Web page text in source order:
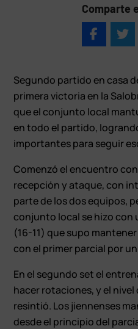
Comparte
Segundo partido en casa
primera victoria en la
que el conjunto local
en todo el partido,
importantes para seguir
Comenzó el encuentro
recepción y ataque, con
parte de los dos equipos,
conjunto local se hizo con
(16-11) que supo
con el primer parcial por
En el segundo set el
hacer rotaciones, y el
resintió. Los jiennenses
desde el principio del